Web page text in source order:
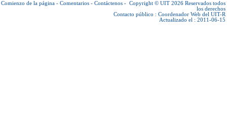
Comienzo de la página - Comentarios - Contáctenos - Copyright © UIT 2026 Reservados todos
los derechos
Contacto público : Coordenador Web del UIT-R
Actualizado el : 2011-06-15